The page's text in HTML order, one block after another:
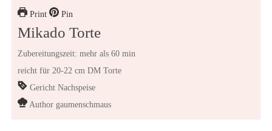
Print Pin
Mikado Torte
Zubereitungszeit: mehr als 60 min
reicht für 20-22 cm DM Torte
Gericht Nachspeise
Author gaumenschmaus